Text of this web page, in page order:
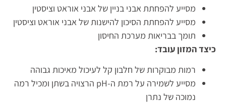
מסייע להפחתת אבני בניין של אבני אוראט וציסטין
מסייע להפחתת הסיכון להישנות של אבני אוראט וציסטין
תומך בבריאות מערכת החיסון
כיצד המזון עובד:
רמות מבוקרות של חלבון קל לעיכול מאיכות גבוהה
מסייע לשמירה על רמת ה-pH הרצויה בשתן ומכיל רמה
נמוכה של נתרן